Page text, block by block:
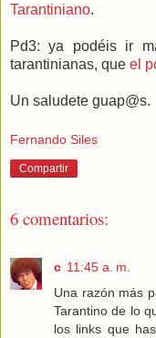
Tarantiniano.
Pd3: ya podéis ir
tarantinianas, que el
Un saludete guap@s.
Fernando Siles
Compartir
6 comentarios:
c 11:45 a. m.
Una razón más
Tarantino de lo
los links que